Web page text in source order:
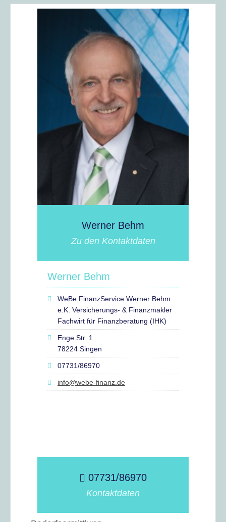
Werner Behm
Zu den Kontaktdaten
Werner Behm
WeBe FinanzService Werner Behm
e.K. Versicherungs- & Finanzmakler
Fachwirt für Finanzberatung (IHK)
Enge Str. 1
78224 Singen
07731/86970
info@webe-finanz.de
07731/86970
Kontaktdaten